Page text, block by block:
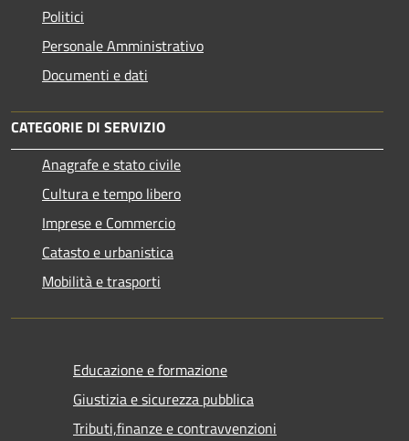
Politici
Personale Amministrativo
Documenti e dati
CATEGORIE DI SERVIZIO
Anagrafe e stato civile
Cultura e tempo libero
Imprese e Commercio
Catasto e urbanistica
Mobilità e trasporti
Educazione e formazione
Giustizia e sicurezza pubblica
Tributi,finanze e contravvenzioni